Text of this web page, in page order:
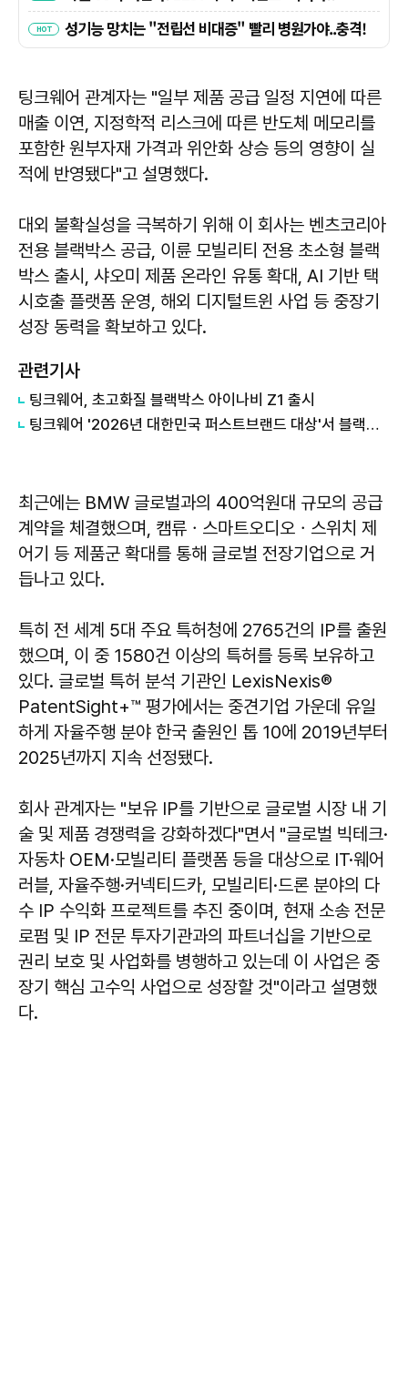
팅크웨어 관계자는 "일부 제품 공급 일정 지연에 따른
매출 이연, 지정학적 리스크에 따른 반도체 메모리를
포함한 원부자재 가격과 위안화 상승 등의 영향이 실
적에 반영됐다"고 설명했다.
대외 불확실성을 극복하기 위해 이 회사는 벤츠코리아
전용 블랙박스 공급, 이륜 모빌리티 전용 초소형 블랙
박스 출시, 샤오미 제품 온라인 유통 확대, AI 기반 택
시호출 플랫폼 운영, 해외 디지털트윈 사업 등 중장기
성장 동력을 확보하고 있다.
관련기사
팅크웨어, 초고화질 블랙박스 아이나비 Z1 출시
팅크웨어 '2026년 대한민국 퍼스트브랜드 대상'서 블랙박스·내비게이션 2개 부문 수상
최근에는 BMW 글로벌과의 400억원대 규모의 공급
계약을 체결했으며, 캠류ㆍ스마트오디오ㆍ스위치 제
어기 등 제품군 확대를 통해 글로벌 전장기업으로 거
듭나고 있다.
특히 전 세계 5대 주요 특허청에 2765건의 IP를 출원
했으며, 이 중 1580건 이상의 특허를 등록 보유하고
있다. 글로벌 특허 분석 기관인 LexisNexis®
PatentSight+™ 평가에서는 중견기업 가운데 유일
하게 자율주행 분야 한국 출원인 톱 10에 2019년부터
2025년까지 지속 선정됐다.
회사 관계자는 "보유 IP를 기반으로 글로벌 시장 내 기
술 및 제품 경쟁력을 강화하겠다"면서 "글로벌 빅테크·
자동차 OEM·모빌리티 플랫폼 등을 대상으로 IT·웨어
러블, 자율주행·커넥티드카, 모빌리티·드론 분야의 다
수 IP 수익화 프로젝트를 추진 중이며, 현재 소송 전문
로펌 및 IP 전문 투자기관과의 파트너십을 기반으로
권리 보호 및 사업화를 병행하고 있는데 이 사업은 중
장기 핵심 고수익 사업으로 성장할 것"이라고 설명했
다.